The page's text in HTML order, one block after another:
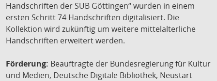
Handschriften der SUB Göttingen“ wurden in einem
ersten Schritt 74 Handschriften digitalisiert. Die
Kollektion wird zukünftig um weitere mittelalterliche
Handschriften erweitert werden.
Förderung: Beauftragte der Bundesregierung für Kultur
und Medien, Deutsche Digitale Bibliothek, Neustart